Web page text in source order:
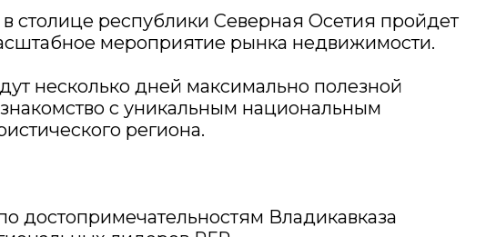
столице республики Северная Осетия пройдет
мероприятие рынка недвижимости.
несколько дней максимально полезной
с уникальным национальным
региона.
достопримечательностям Владикавказа